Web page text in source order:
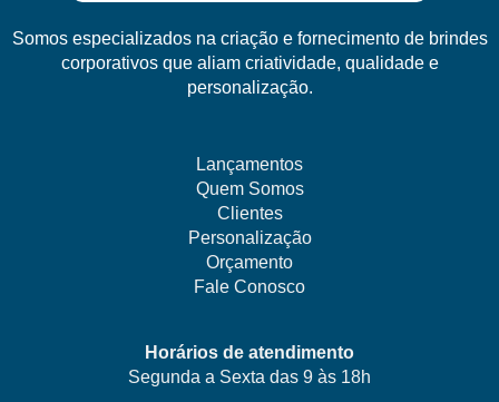
Somos especializados na criação e fornecimento de brindes
corporativos que aliam criatividade, qualidade e
personalização.
Lançamentos
Quem Somos
Clientes
Personalização
Orçamento
Fale Conosco
Horários de atendimento
Segunda a Sexta das 9 às 18h